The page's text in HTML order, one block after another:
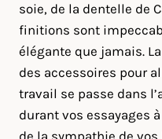
soie, de la dentelle de
finitions sont
élégante que jamais.
des accessoires pour
travail se passe dans
durant vos essayages
de la sympathie de vos